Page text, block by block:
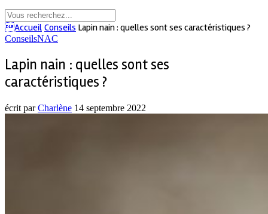
Accueil Conseils Lapin nain : quelles sont ses caractéristiques ?
ConseilsNAC
Lapin nain : quelles sont ses
caractéristiques ?
écrit parCharlène 14 septembre 2022